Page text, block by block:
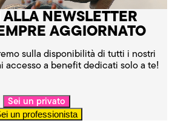
NEWSLETTER
AGGIORNATO
sulla disponibilità di tutti i nostri
accesso a benefit dedicati solo a te!
Sei un privato
un professionista